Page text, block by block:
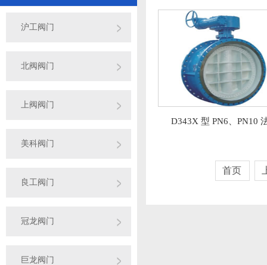
沪工阀门
北阀阀门
上阀阀门
美科阀门
良工阀门
冠龙阀门
巨龙阀门
D343X 型 PN6、PN10
首页